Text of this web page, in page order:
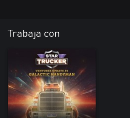
Trabaja con